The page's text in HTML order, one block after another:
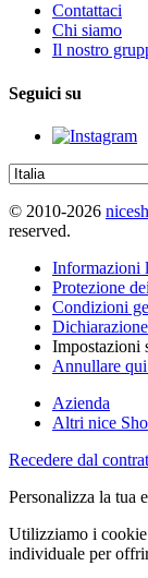
Contattaci
Chi siamo
Il nostro
Seguici su
© 2010-2026
reserved.
Informazioni
Protezione
Condizioni
Impostazioni
Annullare
Azienda
Altri nice
Recedere dal
Personalizza la tua
Utilizziamo i cookie
individuale per